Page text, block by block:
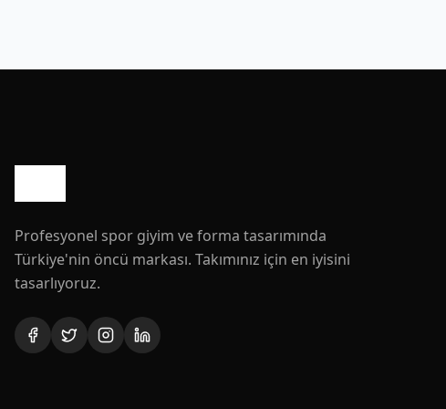
Profesyonel spor giyim ve forma tasarımında
Türkiye'nin öncü markası. Takımınız için en iyisini
tasarlıyoruz.